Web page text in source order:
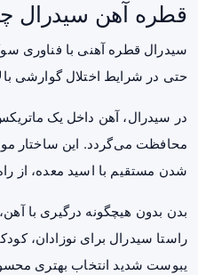
قطره آهن سیدرال
سیدرال قطره آهنی با فناوری
حتی در شرایط اختلال گوارشی
در سیدرال، آهن داخل یک
محافظت می‌گردد. این ساختار
شدن مستقیم با اسید معده، از
بدن بدون هیچگونه درگیری با
راستا سیدرال برای نوزادان،
یبوست شدید انتخاب بهتری